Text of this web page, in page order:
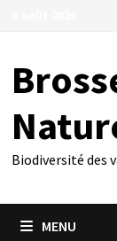
Biodiversité des
MENU